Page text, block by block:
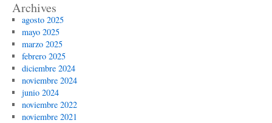
Archives
agosto 2025
mayo 2025
marzo 2025
febrero 2025
diciembre 2024
noviembre 2024
junio 2024
noviembre 2022
noviembre 2021